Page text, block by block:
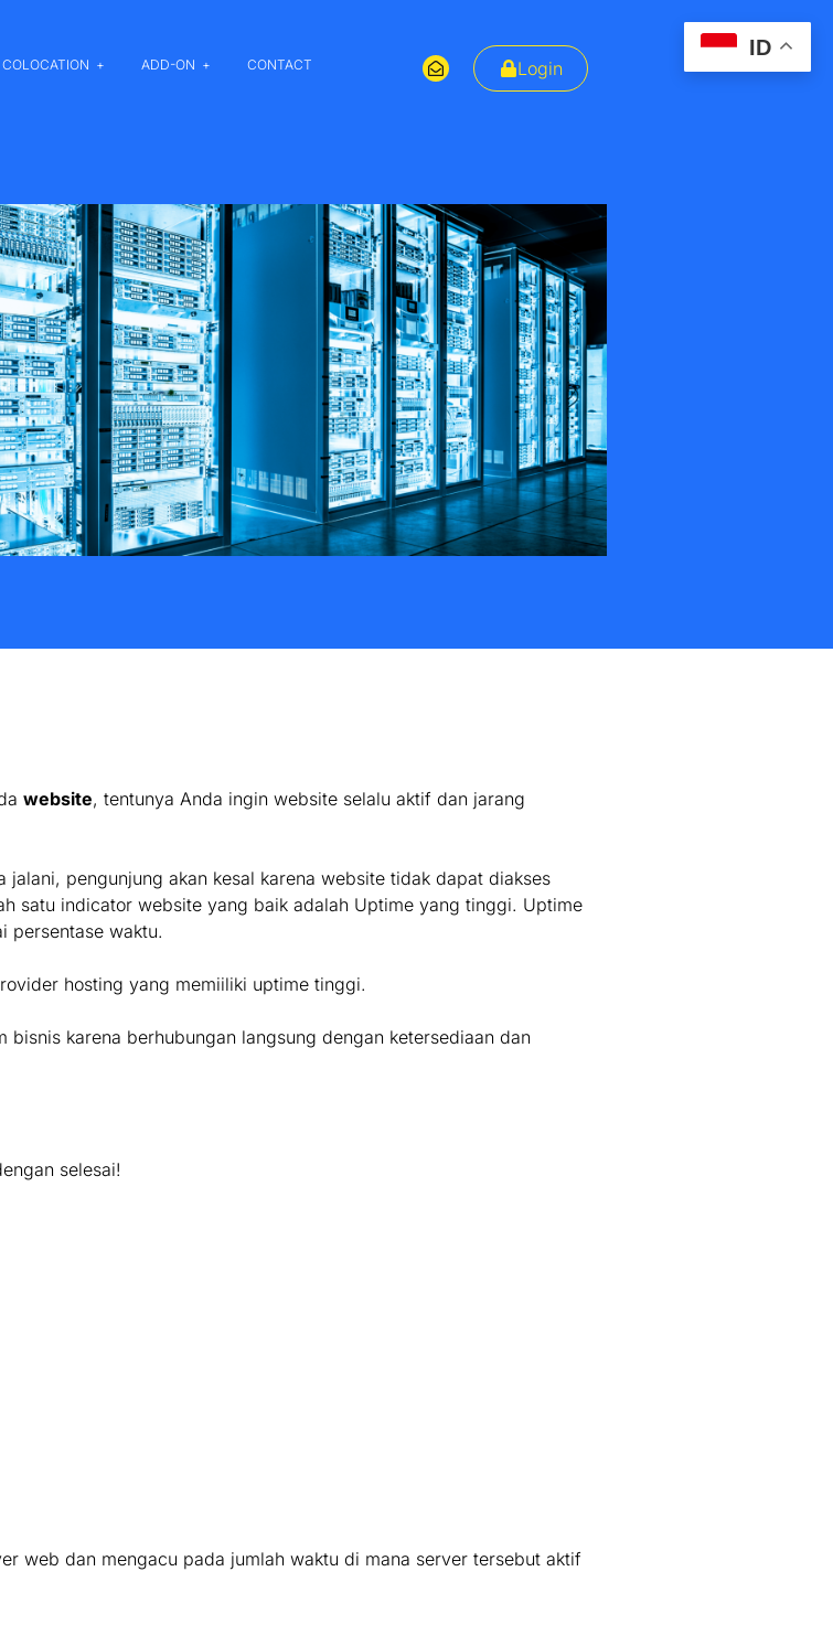
COLOCATION ADD-ON CONTACT Login
website, tentunya Anda ingin website selalu aktif dan jarang
pengunjung akan kesal karena website tidak dapat diakses
satu indicator website yang baik adalah Uptime yang tinggi. Uptime
persentase waktu.
hosting yang memiiliki uptime tinggi.
karena berhubungan langsung dengan ketersediaan dan
selesai!
web dan mengacu pada jumlah waktu di mana server tersebut aktif
ID